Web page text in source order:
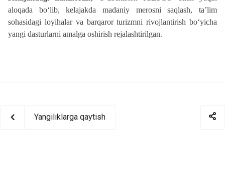
aloqada bo‘lib, kelajakda madaniy merosni saqlash, ta’lim
sohasidagi loyihalar va barqaror turizmni rivojlantirish bo‘yicha
yangi dasturlarni amalga oshirish rejalashtirilgan.
Yangiliklarga qaytish